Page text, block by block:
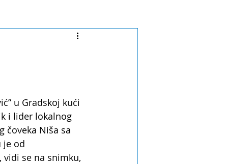
u Gradskoj kući
i lider lokalnog
čoveka Niša sa
je od
vidi se na snimku,